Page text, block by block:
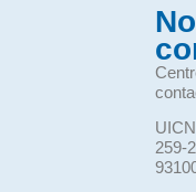
259-